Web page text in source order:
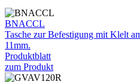
BNACCL
Tasche zur Befestigung mit Klelt
11mm.
Produktblatt
zum Produkt